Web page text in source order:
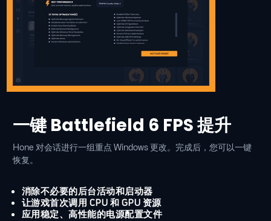
一键 Battlefield 6 FPS 提升
Hone 对会话进行一组重点 Windows 更改。完成后，您可以一键
恢复。
消除不必要的后台活动和启动器
让游戏首次调用 CPU 和 GPU 资源
应用稳定、高性能的电源配置文件